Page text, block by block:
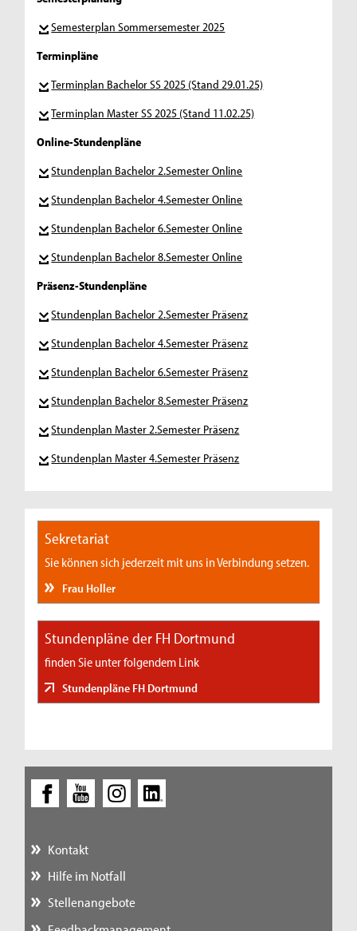
Semesterplan Sommersemester 2025
Terminpläne
Terminplan Bachelor SS 2025 (Stand 29.01.25)
Terminplan Master SS 2025 (Stand 11.02.25)
Online-Stundenpläne
Stundenplan Bachelor 2.Semester Online
Stundenplan Bachelor 4.Semester Online
Stundenplan Bachelor 6.Semester Online
Stundenplan Bachelor 8.Semester Online
Präsenz-Stundenpläne
Stundenplan Bachelor 2.Semester Präsenz
Stundenplan Bachelor 4.Semester Präsenz
Stundenplan Bachelor 6.Semester Präsenz
Stundenplan Bachelor 8.Semester Präsenz
Stundenplan Master 2.Semester Präsenz
Stundenplan Master 4.Semester Präsenz
Sekretariat
Sie können sich jederzeit mit uns in Verbindung setzen.
Frau Holler
Stundenpläne der FH Dortmund
finden Sie unter folgendem Link
Stundenpläne FH Dortmund
Kontakt
Hilfe im Notfall
Stellenangebote